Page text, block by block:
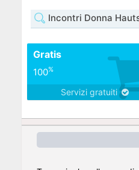
Incontri Donna
Gratis
100%
Servizi gratuiti